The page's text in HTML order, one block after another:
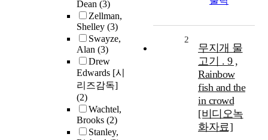
Dean (3)
Zellman,
Shelley (3)
Swayze,
Alan (3)
Drew
Edwards [시
리즈감독]
(2)
Wachtel,
Brooks (2)
Stanley,
2
무지개 물
고기 . 9 ,
Rainbow
fish and the
in crowd
[비디오녹
화자료]